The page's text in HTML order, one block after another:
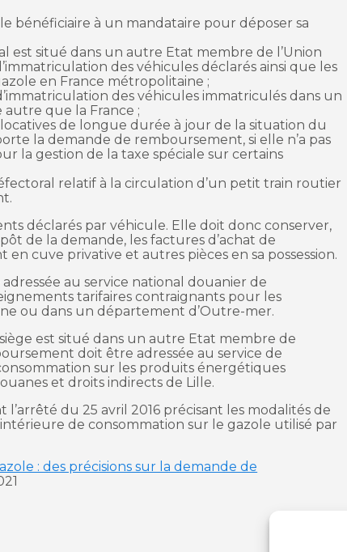
bénéficiaire à un mandataire pour déposer sa
est situé dans un autre Etat membre de l’Union
des véhicules déclarés ainsi que les
en France métropolitaine ;
des véhicules immatriculés dans un
que la France ;
de longue durée à jour de la situation du
la demande de remboursement, si elle n’a pas
la gestion de la taxe spéciale sur certains
relatif à la circulation d’un petit train routier
déclarés par véhicule. Elle doit donc conserver,
de la demande, les factures d’achat de
cuve privative et autres pièces en sa possession.
au service national douanier de
tarifaires contraignants pour les
ou dans un département d’Outre-mer.
est situé dans un autre Etat membre de
doit être adressée au service de
sur les produits énergétiques
et droits indirects de Lille.
du 25 avril 2016 précisant les modalités de
de consommation sur le gazole utilisé par
: des précisions sur la demande de